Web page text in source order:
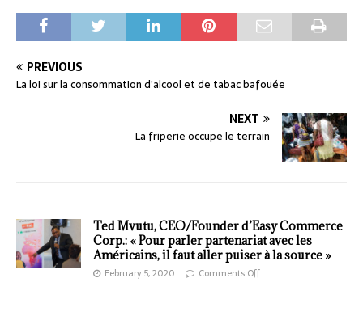
PREVIOUS
La loi sur la consommation d’alcool et de tabac bafouée
NEXT
La friperie occupe le terrain
Ted Mvutu, CEO/Founder d’Easy Commerce
Corp.: « Pour parler partenariat avec les
Américains, il faut aller puiser à la source »
February 5, 2020 Comments Off